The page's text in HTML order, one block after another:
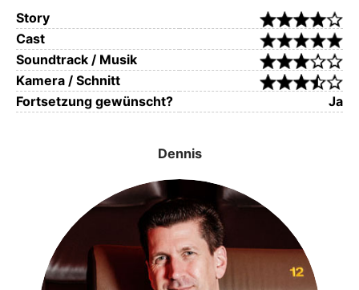
Story
Cast
Soundtrack / Musik
Kamera / Schnitt
Fortsetzung gewünscht?
Ja
Dennis